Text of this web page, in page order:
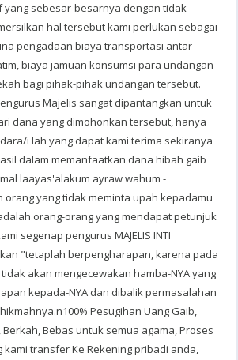
yang sebesar-besarnya dengan tidak
hal tersebut kami perlukan sebagai
pengadaan biaya transportasi antar-
biaya jamuan konsumsi para undangan
bagi pihak-pihak undangan tersebut.
Majelis sangat dipantangkan untuk
dana yang dimohonkan tersebut, hanya
i lah yang dapat kami terima sekiranya
dalam memanfaatkan dana hibah gaib
laayas'alakum ayraw wahum -
yang tidak meminta upah kepadamu
orang-orang yang mendapat petunjuk
segenap pengurus MAJELIS INTI
"tetaplah berpengharapan, karena pada
akan mengecewakan hamba-NYA yang
kepada-NYA dan dibalik permasalahan
Pesugihan Uang Gaib,
Berkah, Bebas untuk semua agama, Proses
kami transfer Ke Rekening pribadi anda,